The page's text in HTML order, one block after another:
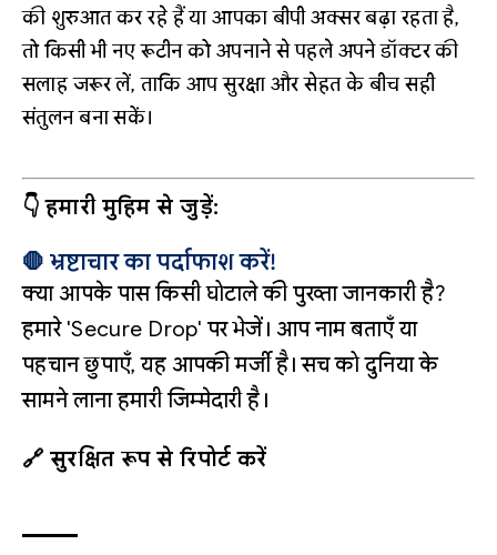
की शुरुआत कर रहे हैं या आपका बीपी अक्सर बढ़ा रहता है,
तो किसी भी नए रूटीन को अपनाने से पहले अपने डॉक्टर की
सलाह जरूर लें, ताकि आप सुरक्षा और सेहत के बीच सही
संतुलन बना सकें।
👇 हमारी मुहिम से जुड़ें:
🛑 भ्रष्टाचार का पर्दाफाश करें!
क्या आपके पास किसी घोटाले की पुख्ता जानकारी है?
हमारे 'Secure Drop' पर भेजें। आप नाम बताएँ या
पहचान छुपाएँ, यह आपकी मर्जी है। सच को दुनिया के
सामने लाना हमारी जिम्मेदारी है।
🔗 सुरक्षित रूप से रिपोर्ट करें